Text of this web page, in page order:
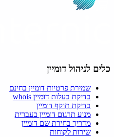
כלים לניהול דומיין
שמירת פרטיות דומיין בחינם
בדיקת בעלות דומיין whois
בדיקת תוקף דומיין
מנוע תרגום דומיין בעברית
מדריך בחירת שם דומיין
שירות לקוחות